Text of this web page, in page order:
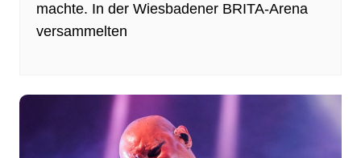
machte. In der Wiesbadener BRITA-Arena
versammelten